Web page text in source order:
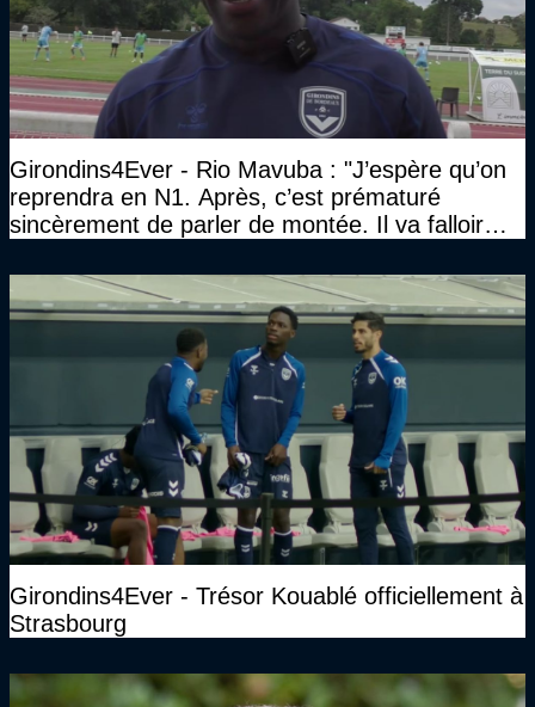
Girondins4Ever - Rio Mavuba : "J’espère qu’on
reprendra en N1. Après, c’est prématuré
sincèrement de parler de montée. Il va falloir
Girondins4Ever - Trésor Kouablé officiellement à
Strasbourg